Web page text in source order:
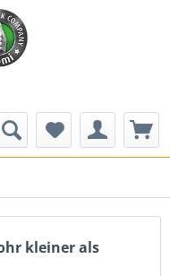
kleiner als